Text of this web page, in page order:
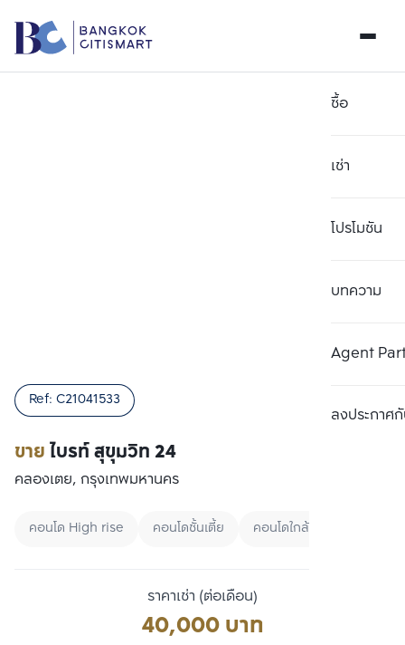
ซื้อ
เช่า
โปรโมชัน
บทความ
Agent
ลงประกาศกั
ขายไบรท์ สุขุมวิท 24
Ref: C21041533
คลองเตย, กรุงเทพมหานคร
คอนโด High rise คอนโดชั้นเตี้ย คอนโดใกล้ BTS
ราคาเช่า (ต่อเดือน)
40,000 บาท